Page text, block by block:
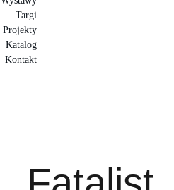
Targi
Projekty
Katalog
Kontakt